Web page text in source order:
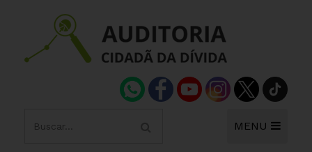
MENU